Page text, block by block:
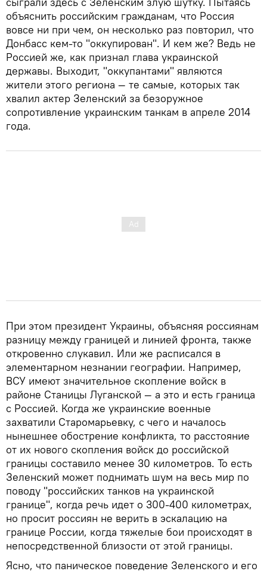
объяснить российским гражданам, что Россия
вовсе ни при чем, он несколько раз повторил, что
Донбасс кем-то "оккупирован". И кем же? Ведь не
Россией же, как признал глава украинской
державы. Выходит, "оккупантами" являются
жители этого региона — те самые, которых так
хвалил актер Зеленский за безоружное
сопротивление украинским танкам в апреле 2014
года.
При этом президент Украины, объясняя россиянам
разницу между границей и линией фронта, также
откровенно слукавил. Или же расписался в
элементарном незнании географии. Например,
ВСУ имеют значительное скопление войск в
районе Станицы Луганской — а это и есть граница
с Россией. Когда же украинские военные
захватили Старомарьевку, с чего и началось
нынешнее обострение конфликта, то расстояние
от их нового скопления войск до российской
границы составило менее 30 километров. То есть
Зеленский может поднимать шум на весь мир по
поводу "российских танков на украинской
границе", когда речь идет о 300-400 километрах,
но просит россиян не верить в эскалацию на
границе России, когда тяжелые бои происходят в
непосредственной близости от этой границы.
Ясно, что паническое поведение Зеленского и его